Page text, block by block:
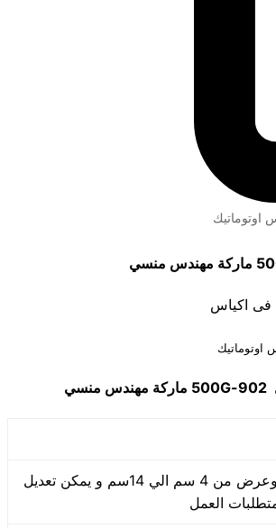
اوتوماتيك
ماركة مهندس منسي
اوتوماتيك
902-500G ماركة مهندس منسي
طول الكيس من 5 سم الي 20 سم وعرض من 4 سم الي 14سم و يمكن تعديل
العمل